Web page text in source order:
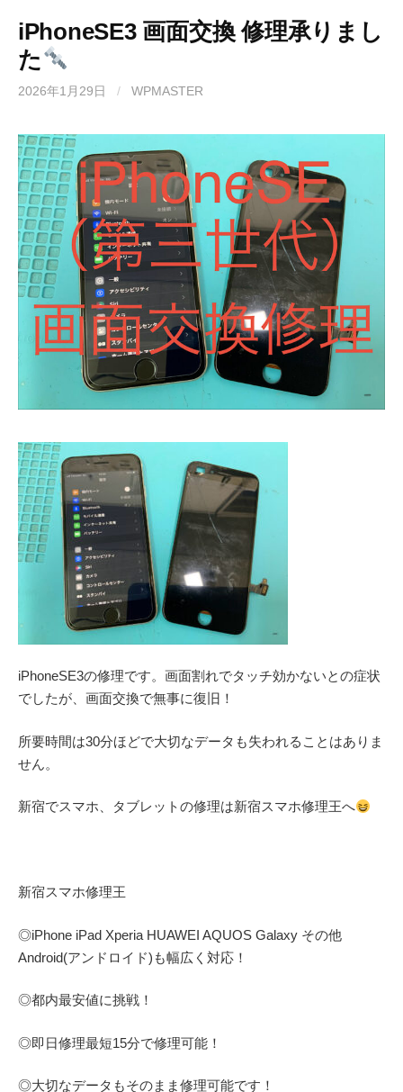
iPhoneSE3 画面交換 修理承りまし
た
2026年1月29日 / WPMASTER
iPhoneSE3の修理です。画面割れでタッチ効かないとの症状
でしたが、画面交換で無事に復旧！
所要時間は30分ほどで大切なデータも失われることはありま
せん。
新宿でスマホ、タブレットの修理は新宿スマホ修理王へ
新宿スマホ修理王
◎iPhone iPad Xperia HUAWEI AQUOS Galaxy その他
Android(アンドロイド) も幅広く対応！
◎都内最安値に挑戦！
◎即日修理最短15分で修理可能！
◎大切なデータもそのまま修理可能です！